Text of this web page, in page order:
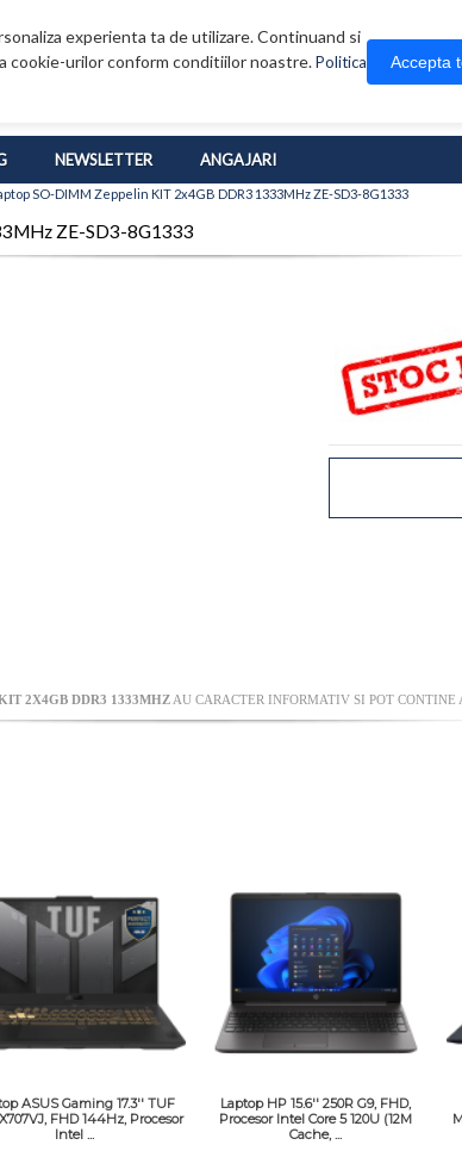
experienta ta de utilizare. Continuand si
cookie-urilor conform conditiilor noastre.Politica
Accepta
NEWSLETTER ANGAJARI
SO-DIMM Zeppelin KIT 2x4GB DDR3 1333MHz ZE-SD3-8G1333
ZE-SD3-8G1333
2X4GB DDR3 1333MHZAU CARACTER INFORMATIV SI POT CONTINE
ASUS Gaming 17.3'' TUF
FHD 144Hz, Procesor
Intel ...
Laptop HP 15.6'' 250R G9, FHD,
Procesor Intel Core 5 120U (12M
Cache, ...